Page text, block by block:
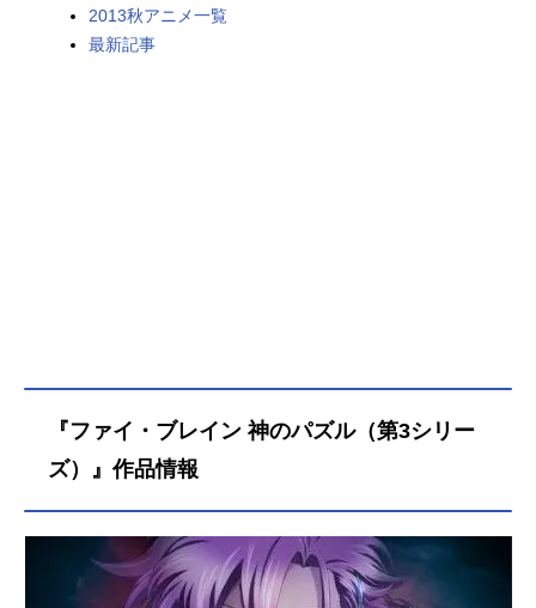
2013秋アニメ一覧
最新記事
『ファイ・ブレイン 神のパズル（第3シリー
ズ）』作品情報